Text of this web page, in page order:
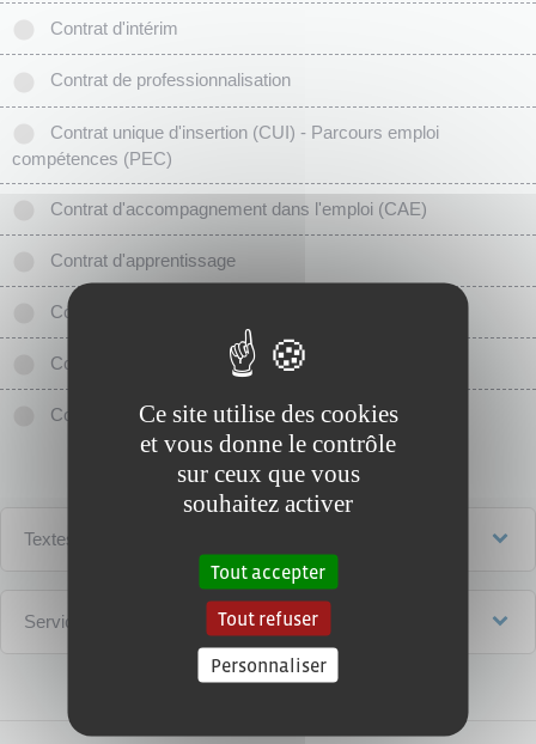
Contrat d'intérim
Contrat de professionnalisation
Contrat unique d'insertion (CUI) - Parcours emploi
compétences (PEC)
Contrat d'accompagnement dans l'emploi (CAE)
Contrat d'apprentissage
Contrat d'usage
Contrat dit étudiant (durant les vacances scolaires)
Contrat saisonnier (agriculture)
Textes de référence
Services en ligne et formulaires
Ce site utilise des cookies
et vous donne le contrôle
sur ceux que vous
souhaitez activer
Tout accepter
Tout refuser
Personnaliser